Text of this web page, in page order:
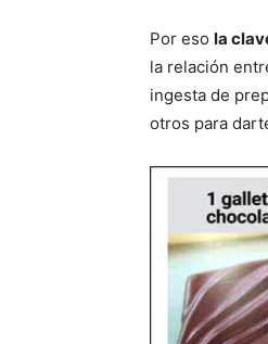
Por eso la
la relación
ingesta de
otros para